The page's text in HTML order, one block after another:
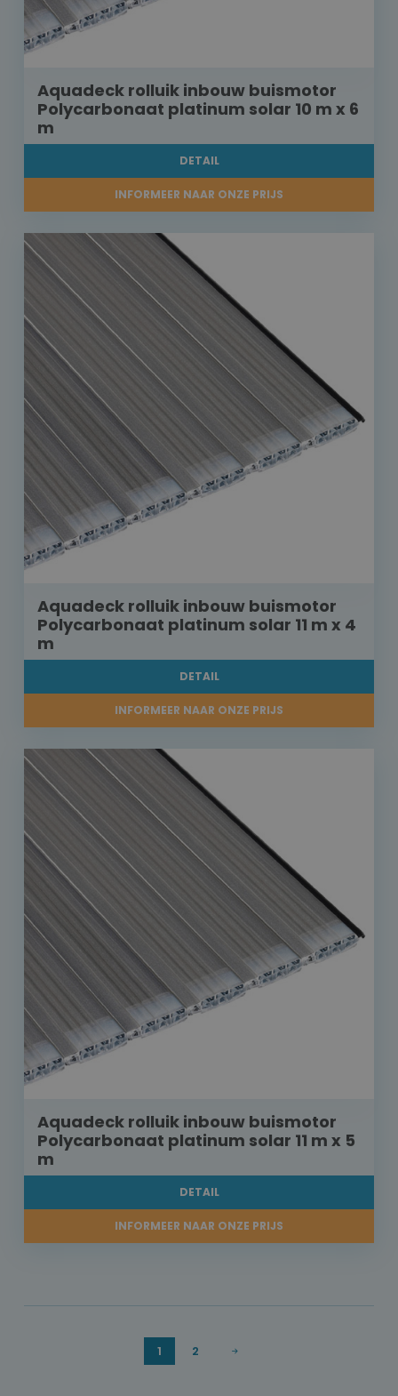
Aquadeck rolluik inbouw buismotor
Polycarbonaat platinum solar 10 m x 6
m
DETAIL
INFORMEER NAAR ONZE PRIJS
Aquadeck rolluik inbouw buismotor
Polycarbonaat platinum solar 11 m x 4
m
DETAIL
INFORMEER NAAR ONZE PRIJS
Aquadeck rolluik inbouw buismotor
Polycarbonaat platinum solar 11 m x 5
m
DETAIL
INFORMEER NAAR ONZE PRIJS
1 2